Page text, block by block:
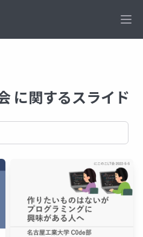
に関するスライド